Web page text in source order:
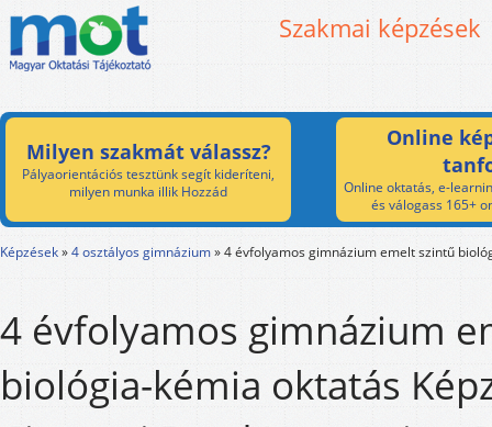
Szakmai képzések
Milyen szakmát válassz?
Pályaorientációs tesztünk segít kideríteni,
milyen munka illik Hozzád
Online
Online oktatás, e-
és válogass 165+
Képzések»4 osztályos gimnázium»4 évfolyamos gimnázium emelt szintű
4 évfolyamos gimnázium
biológia-kémia oktatás